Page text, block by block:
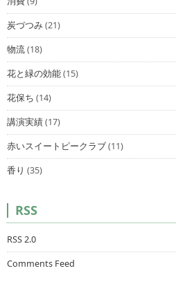
炭づつみ(21)
物流(18)
花と緑の効能(15)
花保ち (14)
講演実績(17)
赤いスイートピークラブ(11)
香り (35)
RSS
RSS 2.0
Comments Feed